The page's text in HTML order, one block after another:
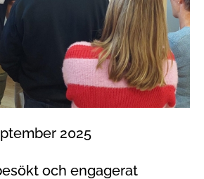
2025
och engagerat